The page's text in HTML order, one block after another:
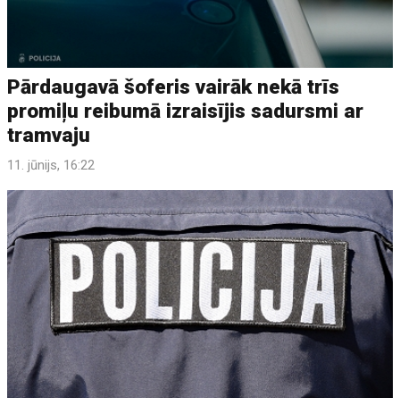
Pārdaugavā šoferis vairāk nekā trīs
promiļu reibumā izraisījis sadursmi ar
tramvaju
11. jūnijs, 16:22